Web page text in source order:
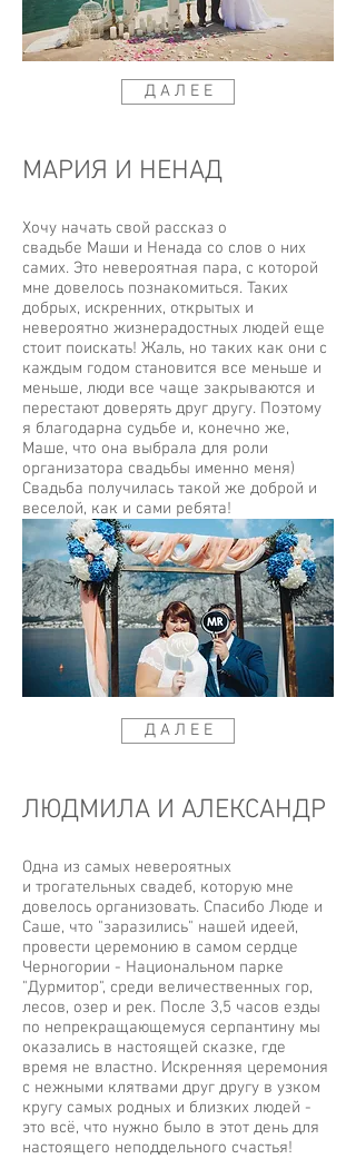
Д А Л Е Е
МАРИЯ И НЕНАД
Хочу начать свой рассказ о
свадьбе Маши и Ненада со слов о них
самих. Это невероятная пара, с которой
мне довелось познакомиться. Таких
добрых, искренних, открытых и
невероятно жизнерадостных людей еще
стоит поискать! Жаль, но таких как они с
каждым годом становится все меньше и
меньше, люди все чаще закрываются и
перестают доверять друг другу. Поэтому
я благодарна судьбе и, конечно же,
Маше, что она выбрала для роли
организатора свадьбы именно меня)
Свадьба получилась такой же доброй и
веселой, как и сами ребята!
Д А Л Е Е
ЛЮДМИЛА И АЛЕКСАНДР
Одна из самых невероятных
и трогательных свадеб, которую мне
довелось организовать. Спасибо Люде и
Саше, что "заразились" нашей идеей,
провести церемонию в самом сердце
Черногории - Национальном парке
"Дурмитор", среди величественных гор,
лесов, озер и рек. После 3,5 часов езды
по непрекращающемуся серпантину мы
оказались в настоящей сказке, где
время не властно. Искренняя церемония
с нежными клятвами друг другу в узком
кругу самых родных и близких людей -
это всё, что нужно было в этот день для
настоящего неподдельного счастья!